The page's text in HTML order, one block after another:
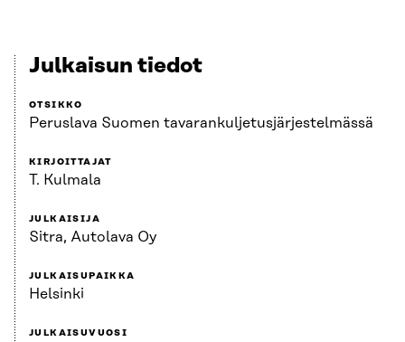
Julkaisun tiedot
OTSIKKO
Peruslava Suomen tavarankuljetusjärjestelmässä
KIRJOITTAJAT
T. Kulmala
JULKAISIJA
Sitra, Autolava Oy
JULKAISUPAIKKA
Helsinki
JULKAISUVUOSI